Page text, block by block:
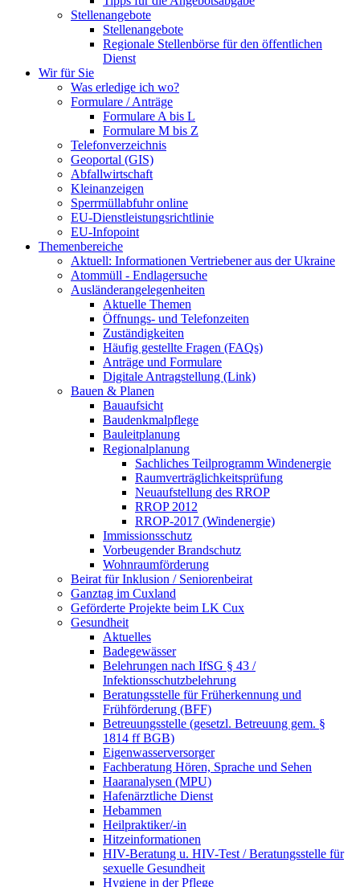
Stellenangebote
Stellenangebote
Regionale Stellenbörse für den öffentlichen
Dienst
Wir für Sie
Was erledige ich wo?
Formulare / Anträge
Formulare A bis L
Formulare M bis Z
Telefonverzeichnis
Geoportal (GIS)
Abfallwirtschaft
Kleinanzeigen
Sperrmüllabfuhr online
EU-Dienstleistungsrichtlinie
EU-Infopoint
Themenbereiche
Aktuell: Informationen Vertriebener aus der Ukraine
Atommüll - Endlagersuche
Ausländerangelegenheiten
Aktuelle Themen
Öffnungs- und Telefonzeiten
Zuständigkeiten
Häufig gestellte Fragen (FAQs)
Anträge und Formulare
Digitale Antragstellung (Link)
Bauen & Planen
Bauaufsicht
Baudenkmalpflege
Bauleitplanung
Regionalplanung
Sachliches Teilprogramm Windenergie
Raumverträglichkeitsprüfung
Neuaufstellung des RROP
RROP 2012
RROP-2017 (Windenergie)
Immissionsschutz
Vorbeugender Brandschutz
Wohnraumförderung
Beirat für Inklusion / Seniorenbeirat
Ganztag im Cuxland
Geförderte Projekte beim LK Cux
Gesundheit
Aktuelles
Badegewässer
Belehrungen nach IfSG § 43 /
Infektionsschutzbelehrung
Beratungsstelle für Früherkennung und
Frühförderung (BFF)
Betreuungsstelle (gesetzl. Betreuung gem. §
1814 ff BGB)
Eigenwasserversorger
Fachberatung Hören, Sprache und Sehen
Haaranalysen (MPU)
Hafenärztliche Dienst
Hebammen
Heilpraktiker/-in
Hitzeinformationen
HIV-Beratung u. HIV-Test / Beratungsstelle für
sexuelle Gesundheit
Hygiene in der Pflege